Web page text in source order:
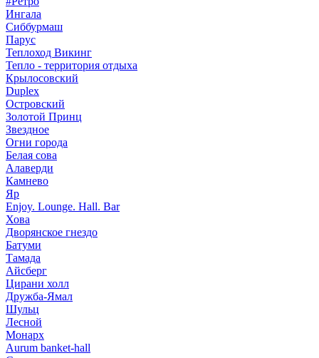
Ингала
Сиббурмаш
Парус
Теплоход Викинг
Тепло - территория отдыха
Крылосовский
Duplex
Островский
Золотой Принц
Звездное
Огни города
Белая сова
Алаверди
Камнево
Яр
Enjoy. Lounge. Hall. Bar
Хова
Дворянское гнездо
Батуми
Тамада
Айсберг
Цирани холл
Дружба-Ямал
Шульц
Лесной
Монарх
Aurum banket-hall